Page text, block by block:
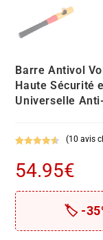
Barre Antivol
Haute Sécurité
Universelle
sur 5
basé sur
notations
client
(10 avis
54.95€
🏷️ -